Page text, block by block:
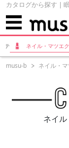
カタログから探す |
テ ネイル・マツエク
musu-b ネイル・
ネイ